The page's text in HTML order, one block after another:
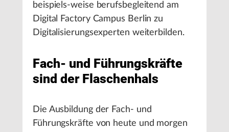
beispiels-weise berufsbegleitend am
Digital Factory Campus Berlin zu
Digitalisierungsexperten weiterbilden.
Fach- und Führungskräfte
sind der Flaschenhals
Die Ausbildung der Fach- und
Führungskräfte von heute und morgen